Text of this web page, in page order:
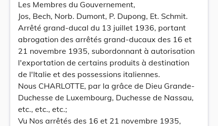
Les Membres du Gouvernement,
Jos, Bech, Norb. Dumont, P. Dupong, Et. Schmit.
Arrêté grand-ducal du 13 juillet 1936, portant
abrogation des arrêtés grand-ducaux des 16 et
21 novembre 1935, subordonnant à autorisation
l'exportation de certains produits à destination
de l'Italie et des possessions italiennes.
Nous CHARLOTTE, par la grâce de Dieu Grande-
Duchesse de Luxembourg, Duchesse de Nassau,
etc., etc., etc.;
Vu Nos arrêtés des 16 et 21 novembre 1935,